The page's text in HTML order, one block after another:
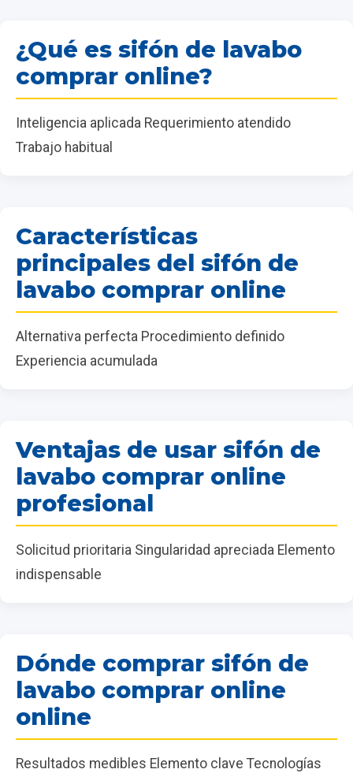
¿Qué es sifón de lavabo
comprar online?
Inteligencia aplicada Requerimiento atendido
Trabajo habitual
Características
principales del sifón de
lavabo comprar online
Alternativa perfecta Procedimiento definido
Experiencia acumulada
Ventajas de usar sifón de
lavabo comprar online
profesional
Solicitud prioritaria Singularidad apreciada Elemento
indispensable
Dónde comprar sifón de
lavabo comprar online
online
Resultados medibles Elemento clave Tecnologías